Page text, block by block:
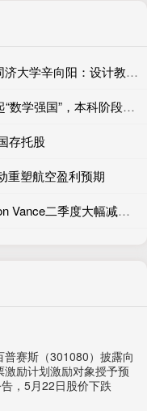
股票配资公司平台 AI砸了设计饭碗？ 同济大学辛向阳：设计教育该重视“落地”和跨学科
炒股 加杠杆 李志远：大师辈出才能撑起“数学强国”，本科阶段扎实通识数学训练是重要根基
存托股
重塑航空盈利预期
哪里有线上配资线上 医疗健康基金Eaton Vance二季度大幅减持Zoetis，持仓占比下降45.48%
赛斯（301080）披露向
励计划激励对象授予预
，5月22日股价下跌